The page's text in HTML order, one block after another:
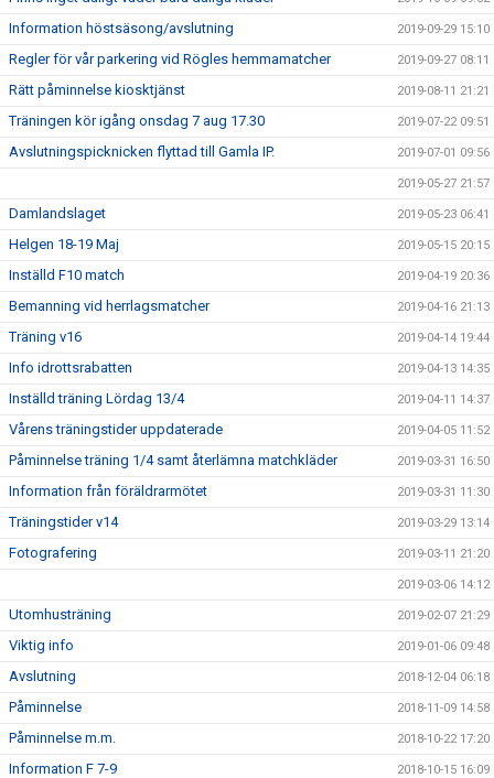
Information höstsäsong/avslutning 2019-09-29 15:10
Regler för vår parkering vid Rögles hemmamatcher 2019-09-27 08:11
Rätt påminnelse kiosktjänst 2019-08-11 21:21
Träningen kör igång onsdag 7 aug 17.30 2019-07-22 09:51
Avslutningspicknicken flyttad till Gamla IP. 2019-07-01 09:56
2019-05-27 21:57
Damlandslaget 2019-05-23 06:41
Helgen 18-19 Maj 2019-05-15 20:15
Inställd F10 match 2019-04-19 20:36
Bemanning vid herrlagsmatcher 2019-04-16 21:13
Träning v16 2019-04-14 19:44
Info idrottsrabatten 2019-04-13 14:35
Inställd träning Lördag 13/4 2019-04-11 14:37
Vårens träningstider uppdaterade 2019-04-05 11:52
Påminnelse träning 1/4 samt återlämna matchkläder 2019-03-31 16:50
Information från föräldrarmötet 2019-03-31 11:30
Träningstider v14 2019-03-29 13:14
Fotografering 2019-03-11 21:20
2019-03-06 14:12
Utomhusträning 2019-02-07 21:29
Viktig info 2019-01-06 09:48
Avslutning 2018-12-04 06:18
Påminnelse 2018-11-09 14:58
Påminnelse m.m. 2018-10-22 17:20
Information F 7-9 2018-10-15 16:09